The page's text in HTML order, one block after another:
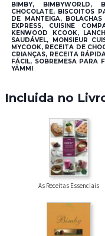
BIMBY, BIMBYWORLD,
CHOCOLATE, BISCOITOS
DE MANTEIGA,
EXPRESS, CUISINE
KENWOOD KCOOK,
SAUDÁVEL, MONSIEUR
MYCOOK, RECEITA DE
CRIANÇAS, RECEITA
FÁCIL, SOBREMESA PARA
YÄMMI
Incluida no
As Receitas Essenciais